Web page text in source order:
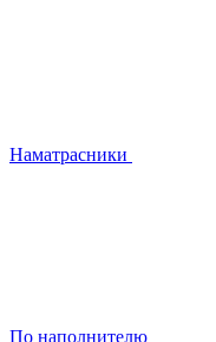
Наматрасники
По наполнителю